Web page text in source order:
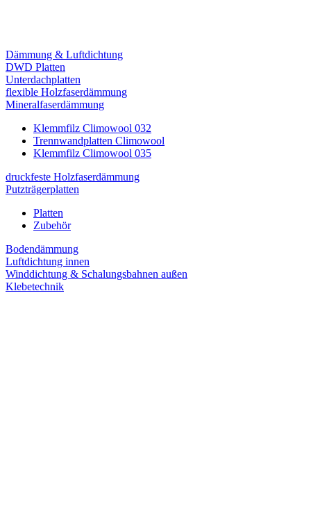
Dämmung & Luftdichtung
DWD Platten
Unterdachplatten
flexible Holzfaserdämmung
Mineralfaserdämmung
Klemmfilz Climowool 032
Trennwandplatten Climowool
Klemmfilz Climowool 035
druckfeste Holzfaserdämmung
Putzträgerplatten
Platten
Zubehör
Bodendämmung
Luftdichtung innen
Winddichtung & Schalungsbahnen außen
Klebetechnik